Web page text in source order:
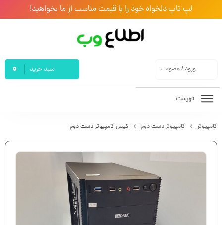
لپ تاپ دلخواه خود را با قیمت مناسب از ما بخواهید!
ورود / عضویت سبد خرید 0
فهرست
کامپیوتر کامپیوتر دست دوم کیس کامپیوتر دست دوم